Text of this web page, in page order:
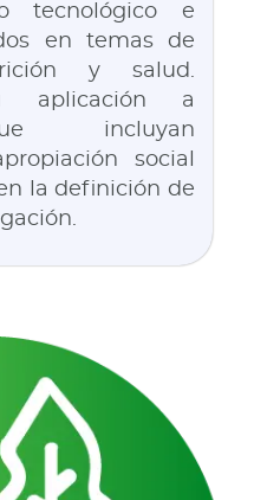
tecnológico e
en temas de
y salud.
aplicación a
incluyan
social
la definición de